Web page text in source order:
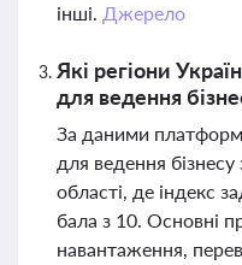
інші. Джерело
Які регіони
для ведення
За даними
для ведення бізнесу
області, де індекс
бала з 10. Основні
навантаження,